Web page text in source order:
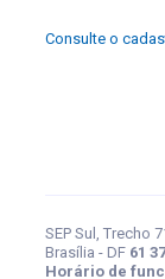
Consulte o
SEP Sul, Trecho
Brasília - DF 61
Horário de